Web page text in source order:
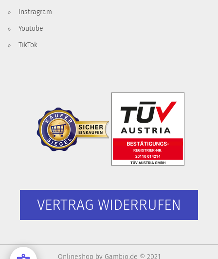
Instragram
Youtube
TikTok
VERTRAG WIDERRUFEN
Onlineshop by Gambio.de © 2021